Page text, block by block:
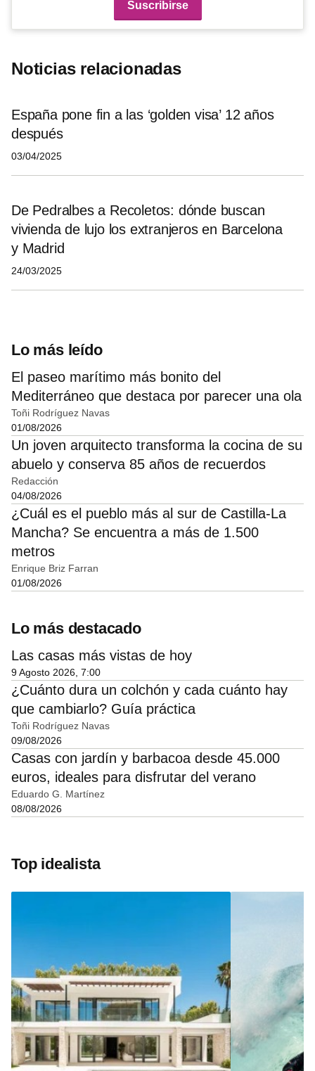
Noticias relacionadas
España pone fin a las ‘golden visa’ 12 años
después
03/04/2025
De Pedralbes a Recoletos: dónde buscan
vivienda de lujo los extranjeros en Barcelona
y Madrid
24/03/2025
Lo más leído
El paseo marítimo más bonito del
Mediterráneo que destaca por parecer una ola
Toñi Rodríguez Navas
01/08/2026
Un joven arquitecto transforma la cocina de su
abuelo y conserva 85 años de recuerdos
Redacción
04/08/2026
¿Cuál es el pueblo más al sur de Castilla-La
Mancha? Se encuentra a más de 1.500
metros
Enrique Briz Farran
01/08/2026
Lo más destacado
Las casas más vistas de hoy
9 Agosto 2026, 7:00
¿Cuánto dura un colchón y cada cuánto hay
que cambiarlo? Guía práctica
Toñi Rodríguez Navas
09/08/2026
Casas con jardín y barbacoa desde 45.000
euros, ideales para disfrutar del verano
Eduardo G. Martínez
08/08/2026
Top idealista